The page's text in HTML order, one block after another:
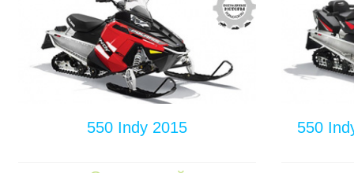
550 Indy 2015 550